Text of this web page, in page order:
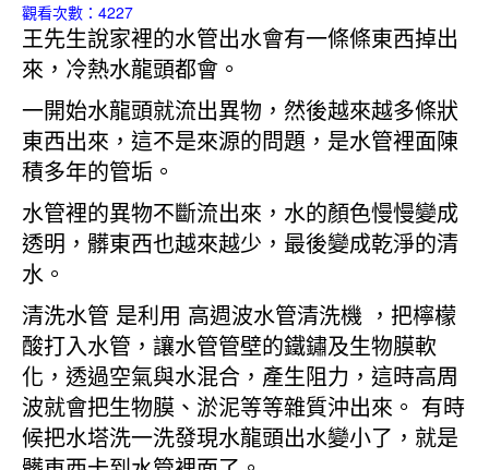
觀看次數：4227
王先生說家裡的水管出水會有一條條東西掉出
來，冷熱水龍頭都會。
一開始水龍頭就流出異物，然後越來越多條狀
東西出來，這不是來源的問題，是水管裡面陳
積多年的管垢。
水管裡的異物不斷流出來，水的顏色慢慢變成
透明，髒東西也越來越少，最後變成乾淨的清
水。
清洗水管 是利用 高週波水管清洗機 ，把檸檬
酸打入水管，讓水管管壁的鐵鏽及生物膜軟
化，透過空氣與水混合，產生阻力，這時高周
波就會把生物膜、淤泥等等雜質沖出來。 有時
候把水塔洗一洗發現水龍頭出水變小了，就是